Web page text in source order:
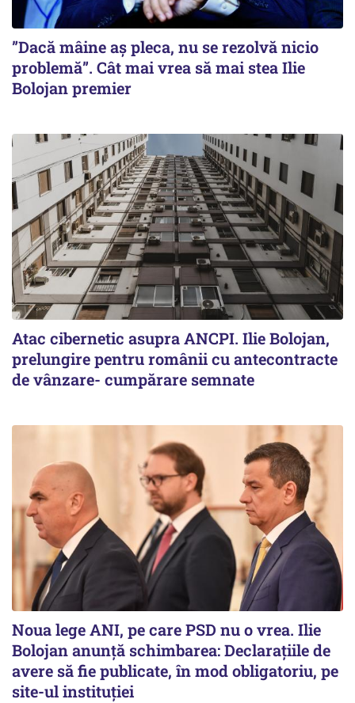
”Dacă mâine aș pleca, nu se rezolvă nicio
problemă”. Cât mai vrea să mai stea Ilie
Bolojan premier
Atac cibernetic asupra ANCPI. Ilie Bolojan,
prelungire pentru românii cu antecontracte
de vânzare- cumpărare semnate
Noua lege ANI, pe care PSD nu o vrea. Ilie
Bolojan anunță schimbarea: Declarațiile de
avere să fie publicate, în mod obligatoriu, pe
site-ul instituției